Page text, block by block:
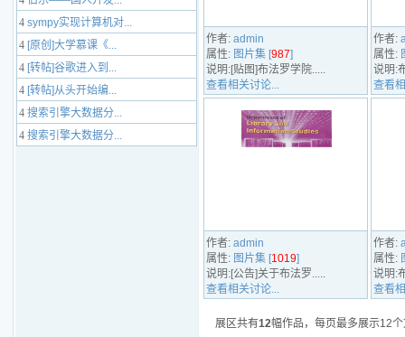
4 sympy实现计算机对...
4 [原创]大学慕课《...
4 [转帖]谷歌进入到...
4 [转帖]从头开始编...
4 搜索引擎大数据分...
4 搜索引擎大数据分...
作者: admin
属性: 图片集 [987]
说明:[贴图]布法罗学院.....
查看相关讨论...
作者:
属性:
说明:
查看
作者: admin
属性: 图片集 [1019]
说明:[公告]关于布法罗.....
查看相关讨论...
作者:
属性:
说明:
查看
展区共有12幅作品，每页最多展示12